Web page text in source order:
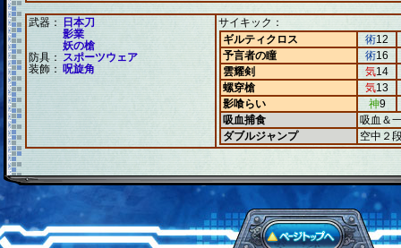
武器： 日本刀
影業
妖の槍
防具： スポーツウェア
装飾：呪旋角
サイキック：
ギルティクロス
術12
予言者の瞳
術16
雲耀剣
気14
螺穿槍
気13
影喰らい
神9
吸血捕食
吸血＆
ダブルジャンプ
空中２